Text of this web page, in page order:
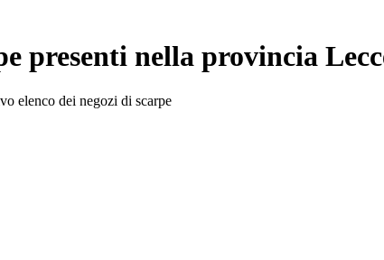
presenti nella provincia
elenco dei negozi di scarpe